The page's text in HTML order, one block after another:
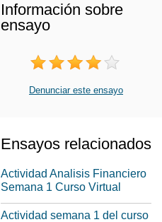
Información sobre
ensayo
Denunciar este ensayo
Ensayos relacionados
Actividad Analisis Financiero
Semana 1 Curso Virtual
Actividad semana 1 del curso